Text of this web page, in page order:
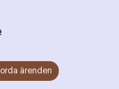
ärenden